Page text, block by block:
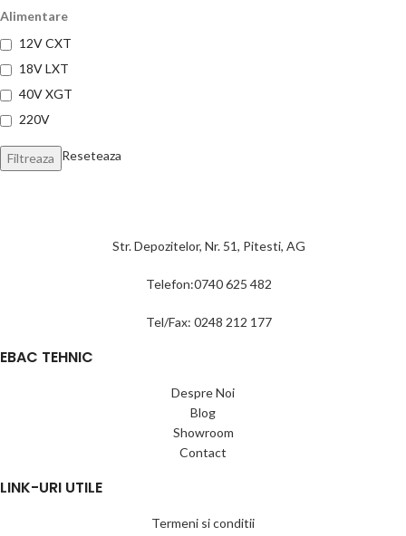
Alimentare
12V CXT
18V LXT
40V XGT
220V
Filtreaza Reseteaza
Str. Depozitelor, Nr. 51, Pitesti, AG
Telefon:0740 625 482
Tel/Fax: 0248 212 177
EBAC TEHNIC
Despre Noi
Blog
Showroom
Contact
LINK-URI UTILE
Termeni si conditii